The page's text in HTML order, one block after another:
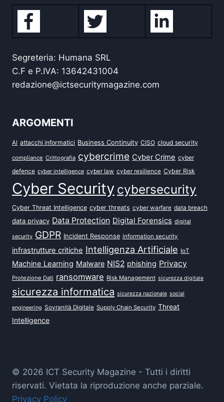
Segreteria: Humana SRL
C.F e P.IVA: 13642431004
redazione@ictsecuritymagazine.com
ARGOMENTI
AI attacchi informatici Business Continuity CISO cloud security
compliance Crittografia cybercrime Cyber Crime cyber
defence cyber intelligence cyber law cyber resilience Cyber Risk
Cyber Security cybersecurity
Cyber Threat Intelligence cyber threats cyber warfare data breach
data privacy Data Protection Digital Forensics digital
security GDPR Incident Response information security
infrastrutture critiche Intelligenza Artificiale IoT
Machine Learning Malware NIS2 phishing Privacy
Protezione Dati ransomware Risk Management sicurezza digitale
sicurezza informatica sicurezza nazionale social
engineering Sovranità Digitale Supply Chain Security Threat
Intelligence
© 2026 ICT Security Magazine - Tutti i diritti
riservati. Vietata la riproduzione anche parziale.
Privacy Policy